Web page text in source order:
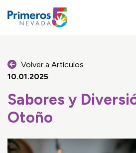
Volver a Artículos
10.01.2025
Sabores y
Otoño